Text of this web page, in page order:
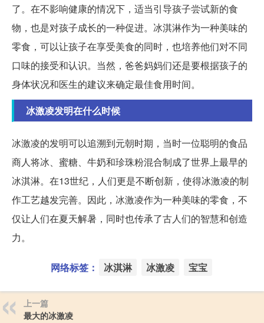
了。在不影响健康的情况下，适当引导孩子尝试新的食
物，也是对孩子成长的一种促进。冰淇淋作为一种美味的
零食，可以让孩子在享受美食的同时，也培养他们对不同
口味的接受和认识。当然，爸爸妈妈们还是要根据孩子的
身体状况和医生的建议来确定最佳食用时间。
冰激凌发明在什么时候
冰激凌的发明可以追溯到元朝时期，当时一位聪明的食品
商人将冰、蜜糖、牛奶和珍珠粉混合制成了世界上最早的
冰淇淋。在13世纪，人们更是不断创新，使得冰激凌的制
作工艺越发完善。因此，冰激凌作为一种美味的零食，不
仅让人们在夏天解暑，同时也传承了古人们的智慧和创造
力。
网络标签： 冰淇淋 冰激凌 宝宝
上一篇
最大的冰激凌